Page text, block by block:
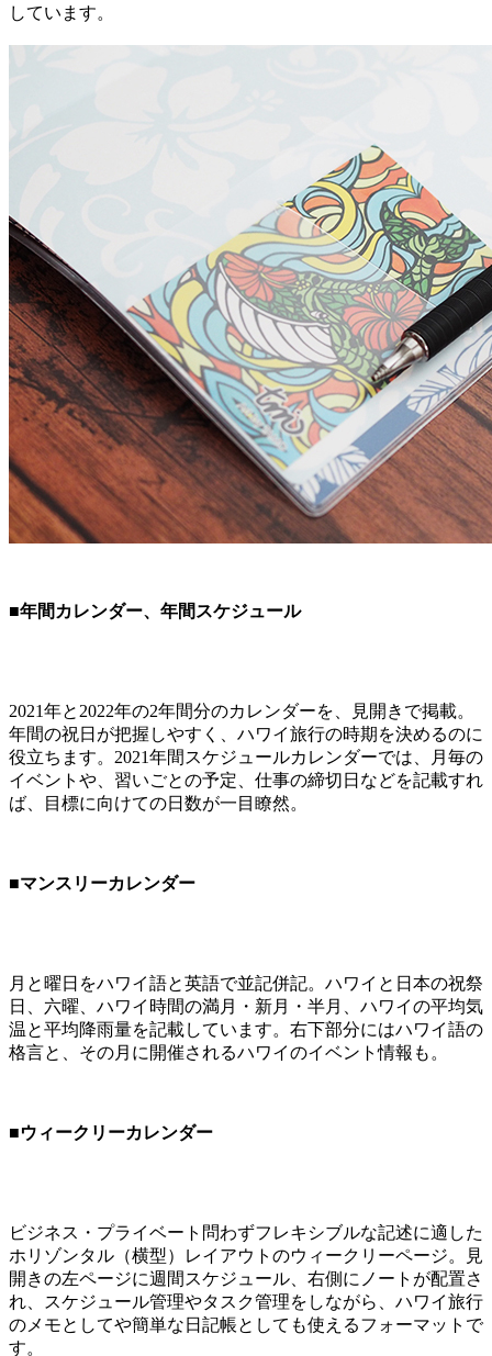
しています。
■年間カレンダー、年間スケジュール
2021年と2022年の2年間分のカレンダーを、見開きで掲載。
年間の祝日が把握しやすく、ハワイ旅行の時期を決めるのに
役立ちます。2021年間スケジュールカレンダーでは、月毎の
イベントや、習いごとの予定、仕事の締切日などを記載すれ
ば、目標に向けての日数が一目瞭然。
■マンスリーカレンダー
月と曜日をハワイ語と英語で並記併記。ハワイと日本の祝祭
日、六曜、ハワイ時間の満月・新月・半月、ハワイの平均気
温と平均降雨量を記載しています。右下部分にはハワイ語の
格言と、その月に開催されるハワイのイベント情報も。
■ウィークリーカレンダー
ビジネス・プライベート問わずフレキシブルな記述に適した
ホリゾンタル（横型）レイアウトのウィークリーページ。見
開きの左ページに週間スケジュール、右側にノートが配置さ
れ、スケジュール管理やタスク管理をしながら、ハワイ旅行
のメモとしてや簡単な日記帳としても使えるフォーマットで
す。